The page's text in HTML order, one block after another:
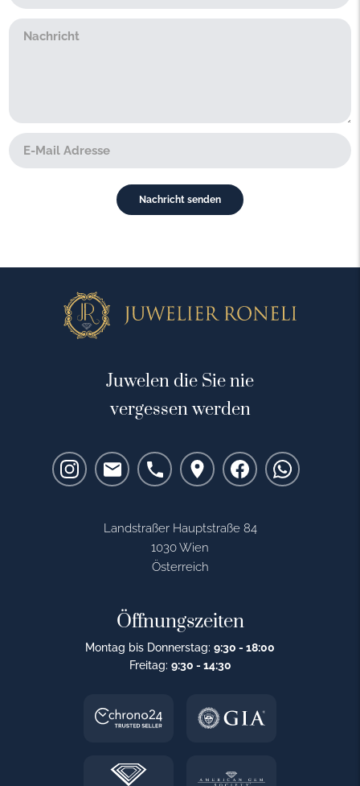
Juwelen die Sie nie
vergessen werden
Landstraßer Hauptstraße 84
1030 Wien
Österreich
Öffnungszeiten
Montag bis Donnerstag: 9:30 - 18:00
Freitag: 9:30 - 14:30